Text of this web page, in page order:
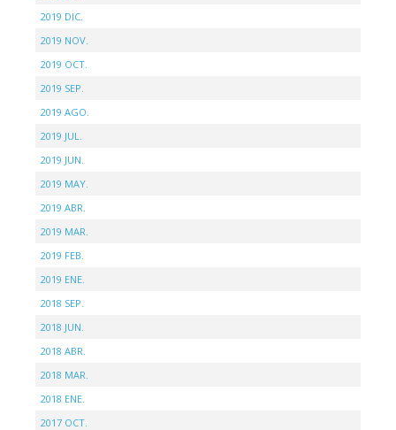
2019 DIC.
2019 NOV.
2019 OCT.
2019 SEP.
2019 AGO.
2019 JUL.
2019 JUN.
2019 MAY.
2019 ABR.
2019 MAR.
2019 FEB.
2019 ENE.
2018 SEP.
2018 JUN.
2018 ABR.
2018 MAR.
2018 ENE.
2017 OCT.